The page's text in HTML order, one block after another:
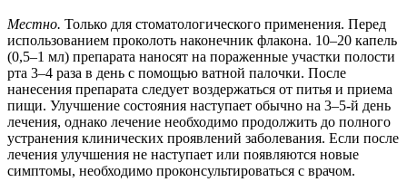
Местно. Только для стоматологического применения. Перед
использованием проколоть наконечник флакона. 10–20 капель
(0,5–1 мл) препарата наносят на пораженные участки полости
рта 3–4 раза в день с помощью ватной палочки. После
нанесения препарата следует воздержаться от питья и приема
пищи. Улучшение состояния наступает обычно на 3–5-й день
лечения, однако лечение необходимо продолжить до полного
устранения клинических проявлений заболевания. Если после
лечения улучшения не наступает или появляются новые
симптомы, необходимо проконсультироваться с врачом.